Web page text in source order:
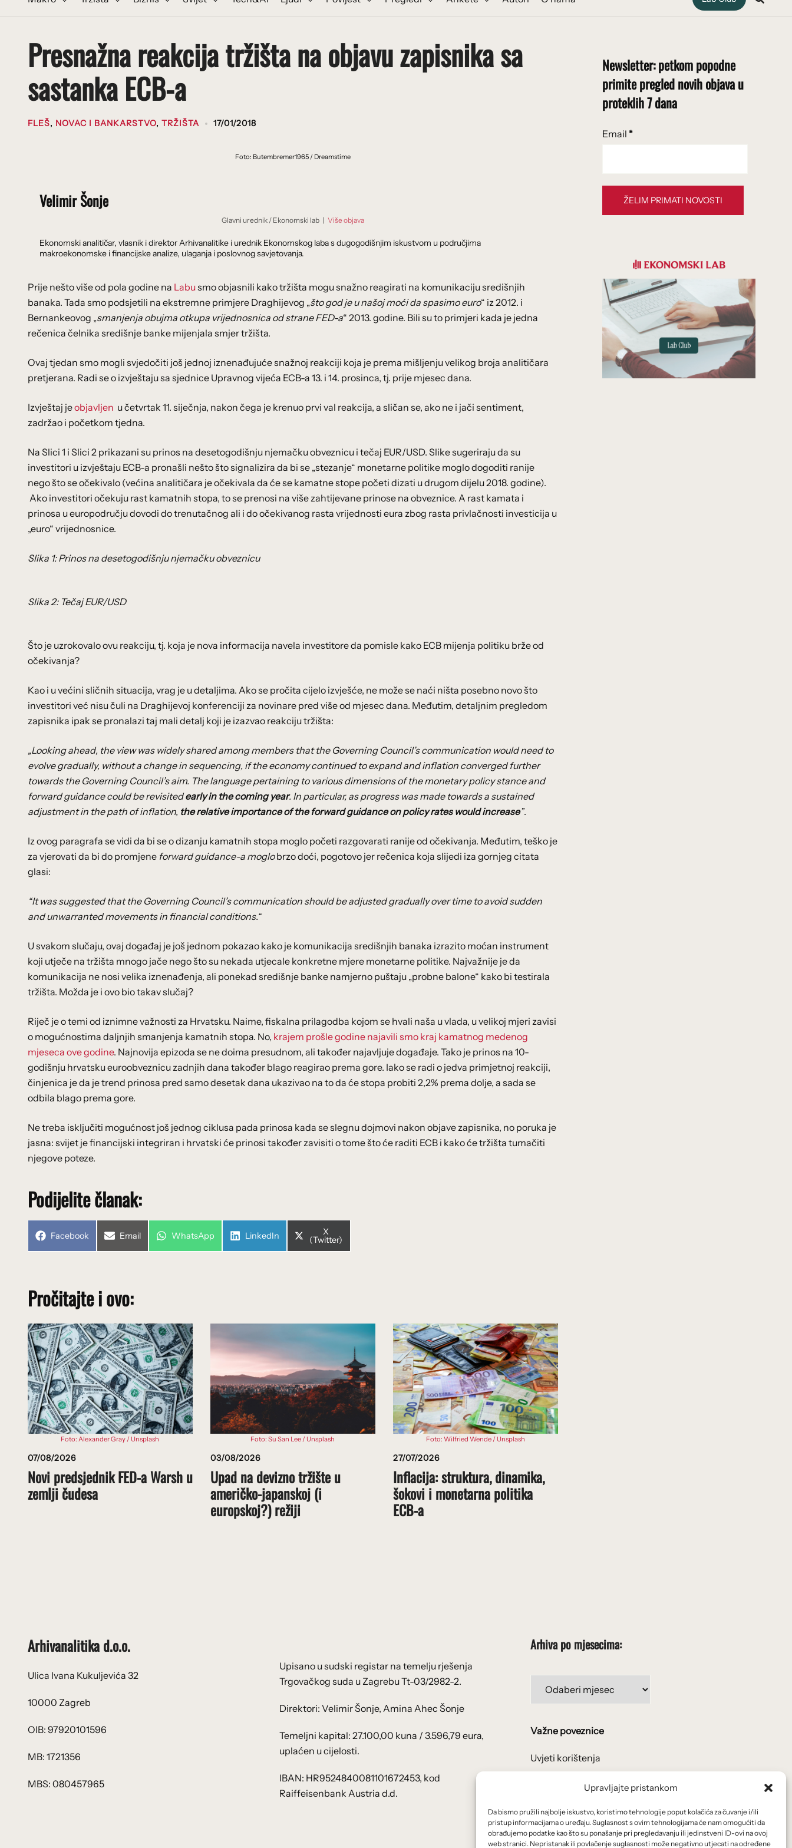
Upravljajte pristankom
Da bismo pružili najbolje iskustvo, koristimo tehnologije poput kolačića za čuvanje i/ili
pristup informacijama o uređaju. Suglasnost s ovim tehnologijama će nam omogućiti da
obrađujemo podatke kao što su ponašanje pri pregledavanju ili jedinstveni ID-ovi na ovoj
web stranici. Nepristanak ili povlačenje suglasnosti može negativno utjecati na određene
Presnažna reakcija tržišta na objavu zapisnika sa
sastanka ECB-a
FLEŠ, NOVAC I BANKARSTVO, TRŽIŠTA 17/01/2018
Foto: Butembremer1965 / Dreamstime
Velimir Šonje
Glavni urednik / Ekonomski lab | Više objava
Ekonomski analitičar, vlasnik i direktor Arhivanalitike i urednik Ekonomskog laba s dugogodišnjim iskustvom u područjima
makroekonomske i financijske analize, ulaganja i poslovnog savjetovanja.
Prije nešto više od pola godine na Labusmo objasnili kako tržišta mogu snažno reagirati na komunikaciju središnjih
banaka. Tada smo podsjetili na ekstremne primjere Draghijevog „što god je u našoj moći da spasimo euro“ iz 2012. i
Bernankeovog „smanjenja obujma otkupa vrijednosnica od strane FED-a“ 2013. godine. Bili su to primjeri kada je jedna
rečenica čelnika središnje banke mijenjala smjer tržišta.
Ovaj tjedan smo mogli svjedočiti još jednoj iznenađujuće snažnoj reakciji koja je prema mišljenju velikog broja analitičara
pretjerana. Radi se o izvještaju sa sjednice Upravnog vijeća ECB-a 13. i 14. prosinca, tj. prije mjesec dana.
Izvještaj jeobjavljen u četvrtak 11. siječnja, nakon čega je krenuo prvi val reakcija, a sličan se, ako ne i jači sentiment,
zadržao i početkom tjedna.
Na Slici 1 i Slici 2 prikazani su prinos na desetogodišnju njemačku obveznicu i tečaj EUR/USD. Slike sugeriraju da su
investitori u izvještaju ECB-a pronašli nešto što signalizira da bi se „stezanje“ monetarne politike moglo dogoditi ranije
nego što se očekivalo (većina analitičara je očekivala da će se kamatne stope početi dizati u drugom dijelu 2018. godine).
Ako investitori očekuju rast kamatnih stopa, to se prenosi na više zahtijevane prinose na obveznice. A rast kamata i
prinosa u europodručju dovodi do trenutačnog ali i do očekivanog rasta vrijednosti eura zbog rasta privlačnosti investicija u
„euro“ vrijednosnice.
Slika 1: Prinos na desetogodišnju njemačku obveznicu
Slika 2: Tečaj EUR/USD
Što je uzrokovalo ovu reakciju, tj. koja je nova informacija navela investitore da pomisle kako ECB mijenja politiku brže od
očekivanja?
Kao i u većini sličnih situacija, vrag je u detaljima. Ako se pročita cijelo izvješće, ne može se naći ništa posebno novo što
investitori već nisu čuli na Draghijevoj konferenciji za novinare pred više od mjesec dana. Međutim, detaljnim pregledom
zapisnika ipak se pronalazi taj mali detalj koji je izazvao reakciju tržišta:
„Looking ahead, the view was widely shared among members that the Governing Council’s communication would need to
evolve gradually, without a change in sequencing, if the economy continued to expand and inflation converged further
towards the Governing Council’s aim. The language pertaining to various dimensions of the monetary policy stance and
forward guidance could be revisitedearly in the coming year. In particular, as progress was made towards a sustained
adjustment in the path of inflation, the relative importance of the forward guidance on policy rates would increase”.
Iz ovog paragrafa se vidi da bi se o dizanju kamatnih stopa moglo početi razgovarati ranije od očekivanja. Međutim, teško je
za vjerovati da bi do promjene forward guidance-a moglobrzo doći, pogotovo jer rečenica koja slijedi iza gornjeg citata
glasi:
“It was suggested that the Governing Council’s communication should be adjusted gradually over time to avoid sudden
and unwarranted movements in financial conditions.“
U svakom slučaju, ovaj događaj je još jednom pokazao kako je komunikacija središnjih banaka izrazito moćan instrument
koji utječe na tržišta mnogo jače nego što su nekada utjecale konkretne mjere monetarne politike. Najvažnije je da
komunikacija ne nosi velika iznenađenja, ali ponekad središnje banke namjerno puštaju „probne balone“ kako bi testirala
tržišta. Možda je i ovo bio takav slučaj?
Riječ je o temi od iznimne važnosti za Hrvatsku. Naime, fiskalna prilagodba kojom se hvali naša u vlada, u velikoj mjeri zavisi
o mogućnostima daljnjih smanjenja kamatnih stopa. No, krajem prošle godine najavili smo kraj kamatnog medenog
mjeseca ove godine. Najnovija epizoda se ne doima presudnom, ali također najavljuje događaje. Tako je prinos na 10-
godišnju hrvatsku euroobveznicu zadnjih dana također blago reagirao prema gore. Iako se radi o jedva primjetnoj reakciji,
činjenica je da je trend prinosa pred samo desetak dana ukazivao na to da će stopa probiti 2,2% prema dolje, a sada se
odbila blago prema gore.
Ne treba isključiti mogućnost još jednog ciklusa pada prinosa kada se slegnu dojmovi nakon objave zapisnika, no poruka je
jasna: svijet je financijski integriran i hrvatski će prinosi također zavisiti o tome što će raditi ECB i kako će tržišta tumačiti
njegove poteze.
Podijelite članak:
Share
Facebook Share
Email Share
WhatsApp Share
LinkedIn Share
on
X
(Twitter)
Pročitajte i ovo:
Foto: Alexander Gray / Unsplash
07/08/2026
Novi predsjednik FED-a Warsh u
zemlji čudesa
Foto: Su San Lee / Unsplash
03/08/2026
Upad na devizno tržište u
američko-japanskoj (i
europskoj?) režiji
Foto: Wilfried Wende / Unsplash
27/07/2026
Inflacija: struktura, dinamika,
šokovi i monetarna politika
ECB-a
Newsletter: petkom popodne
primite pregled novih objava u
proteklih 7 dana
Email *
Arhivanalitika d.o.o.
Ulica Ivana Kukuljevića 32
10000 Zagreb
OIB: 97920101596
MB: 1721356
MBS: 080457965
Upisano u sudski registar na temelju rješenja
Trgovačkog suda u Zagrebu Tt-03/2982-2.
Direktori: Velimir Šonje, Amina Ahec Šonje
Temeljni kapital: 27.100,00 kuna / 3.596,79 eura,
uplaćen u cijelosti.
IBAN: HR9524840081101672453, kod
Raiffeisenbank Austria d.d.
Arhiva po mjesecima:
Važne poveznice
Uvjeti korištenja
Politika privatnosti
Kolačići
O nama i usluge